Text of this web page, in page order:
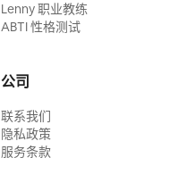
Lenny 职业教练
ABTI 性格测试
公司
联系我们
隐私政策
服务条款